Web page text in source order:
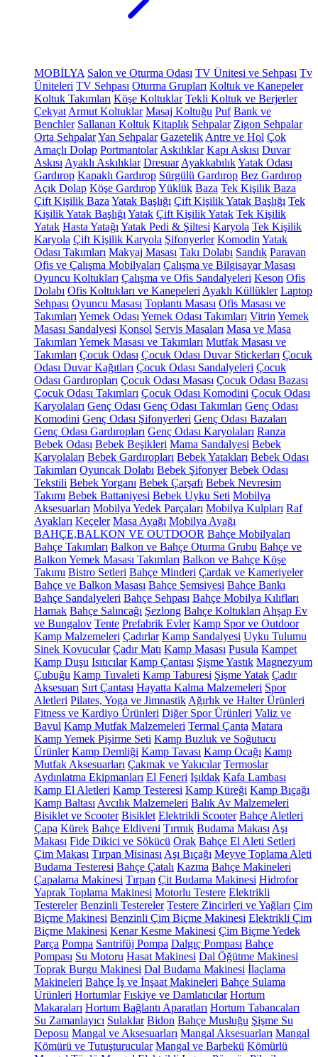
MOBİLYA Salon ve Oturma Odası TV Ünitesi ve Sehpası Tv
Üniteleri TV Sehpası Oturma Grupları Koltuk ve Kanepeler
Koltuk Takımları Köşe Koltuklar Tekli Koltuk ve Berjerler
Çekyat Armut Koltuklar Masaj Koltuğu Puf Bank ve
Benchler Sallanan Koltuk Kitaplık Sehpalar Zigon Sehpalar
Orta SehpalarYan Sehpalar Gazetelik Antre ve Hol Çok
Amaçlı Dolap Portmantolar Askılıklar Kapı Askısı Duvar
Askısı Ayaklı Askılıklar Dresuar AyakkabılıkYatak Odası
Gardırop Kapaklı Gardırop Sürgülü Gardırop Bez Gardırop
Açık Dolap Köşe GardıropYüklük Baza Tek Kişilik Baza
Çift Kişilik Baza Yatak Başlığı Çift Kişilik Yatak Başlığı Tek
Kişilik Yatak Başlığı Yatak Çift Kişilik Yatak Tek Kişilik
Yatak Hasta Yatağı Yatak Pedi & Şiltesi Karyola Tek Kişilik
Karyola Çift Kişilik Karyola Şifonyerler Komodin Yatak
Odası Takımları Makyaj Masası Takı Dolabı Sandık Paravan
Ofis ve Çalışma Mobilyaları Çalışma ve Bilgisayar Masası
Oyuncu Koltukları Çalışma ve Ofis Sandalyeleri Keson Ofis
Dolabı Ofis Koltukları ve Kanepeleri Ayaklı Küllükler Laptop
Sehpası Oyuncu Masası Toplantı Masası Ofis Masası ve
Takımları Yemek Odası Yemek Odası Takımları Vitrin Yemek
Masası Sandalyesi Konsol Servis Masaları Masa ve Masa
Takımları Yemek Masası ve Takımları Mutfak Masası ve
Takımları Çocuk Odası Çocuk Odası Duvar Stickerları Çocuk
Odası Duvar Kağıtları Çocuk Odası Sandalyeleri Çocuk
Odası Gardıropları Çocuk Odası Masası Çocuk Odası Bazası
Çocuk Odası Takımları Çocuk Odası Komodini Çocuk Odası
Karyolaları Genç Odası Genç Odası Takımları Genç Odası
Komodini Genç Odası Şifonyerleri Genç Odası Bazaları
Genç Odası Gardıropları Genç Odası Karyolaları Ranza
Bebek Odası Bebek Beşikleri Mama Sandalyesi Bebek
Karyolaları Bebek Gardıropları Bebek Yatakları Bebek Odası
Takımları Oyuncak Dolabı Bebek Şifonyer Bebek Odası
Tekstili Bebek Yorganı Bebek Çarşafı Bebek Nevresim
Takımı Bebek Battaniyesi Bebek Uyku Seti Mobilya
Aksesuarları Mobilya Yedek Parçaları Mobilya Kulpları Raf
Ayakları Keçeler Masa Ayağı Mobilya Ayağı
BAHÇE,BALKON VE OUTDOOR Bahçe Mobilyaları
Bahçe Takımları Balkon ve Bahçe Oturma Grubu Bahçe ve
Balkon Yemek Masası Takımları Balkon ve Bahçe Köşe
Takımı Bistro Setleri Bahçe Minderi Çardak ve Kameriyeler
Bahçe ve Balkon Masası Bahçe Şemsiyesi Bahçe Bankı
Bahçe Sandalyeleri Bahçe Sehpası Bahçe Mobilya Kılıfları
Hamak Bahçe Salıncağı Şezlong Bahçe Koltukları Ahşap Ev
ve Bungalov Tente Prefabrik Evler Kamp Spor ve Outdoor
Kamp Malzemeleri Çadırlar Kamp Sandalyesi Uyku Tulumu
Sinek Kovucular Çadır Matı Kamp Masası Pusula Kampet
Kamp Duşu Isıtıcılar Kamp Çantası Şişme Yastık Magnezyum
Çubuğu Kamp Tuvaleti Kamp Taburesi Şişme Yatak Çadır
Aksesuarı Sırt Çantası Hayatta Kalma Malzemeleri Spor
Aletleri Pilates, Yoga ve Jimnastik Ağırlık ve Halter Ürünleri
Fitness ve Kardiyo Ürünleri Diğer Spor Ürünleri Valiz ve
Bavul Kamp Mutfak Malzemeleri Termal Çanta Matara
Kamp Yemek Pişirme Seti Kamp Buzluk ve Soğutucu
Ürünler Kamp Demliği Kamp Tavası Kamp Ocağı Kamp
Mutfak Aksesuarları Çakmak ve Yakıcılar Termoslar
Aydınlatma Ekipmanları El Feneri Işıldak Kafa Lambası
Kamp El Aletleri Kamp Testeresi Kamp Küreği Kamp Bıçağı
Kamp Baltası Avcılık Malzemeleri Balık Av Malzemeleri
Bisiklet ve Scooter Bisiklet Elektrikli Scooter Bahçe Aletleri
Çapa Kürek Bahçe Eldiveni Tırmık Budama Makası Aşı
Makası Fide Dikici ve Sökücü Orak Bahçe El Aleti Setleri
Çim Makası Tırpan Misinası Aşı Bıçağı Meyve Toplama Aleti
Budama Testeresi Bahçe Çatalı Kazma Bahçe Makineleri
Çapalama Makinesi Tırpan Çit Budama Makinesi Hidrofor
Yaprak Toplama Makinesi Motorlu Testere Elektrikli
Testereler Benzinli Testereler Testere Zincirleri ve Yağları Çim
Biçme Makinesi Benzinli Çim Biçme Makinesi Elektrikli Çim
Biçme Makinesi Kenar Kesme Makinesi Çim Biçme Yedek
Parça Pompa Santrifüj Pompa Dalgıç Pompası Bahçe
Pompası Su Motoru Hasat Makinesi Dal Öğütme Makinesi
Toprak Burgu Makinesi Dal Budama Makinesi İlaçlama
Makineleri Bahçe İş ve İnşaat Makineleri Bahçe Sulama
Ürünleri Hortumlar Fıskiye ve Damlatıcılar Hortum
Makaraları Hortum Bağlantı Aparatları Hortum Tabancaları
Su Zamanlayıcı Sulaklar Bidon Bahçe Musluğu Şişme Su
Deposu Mangal ve Aksesuarları Mangal Aksesuarları Mangal
Kömürü ve Tutuşturucular Mangal ve Barbekü Kömürlü